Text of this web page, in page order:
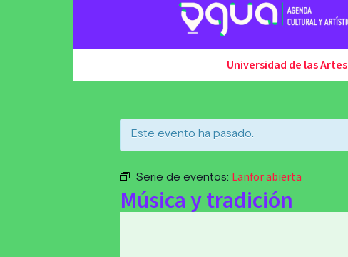
Universidad de las Artes
Este evento ha pasado.
Serie de eventos: Lanfor abierta
Música y tradición